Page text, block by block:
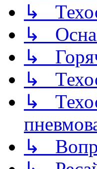
↳
↳
↳
↳
↳
↳